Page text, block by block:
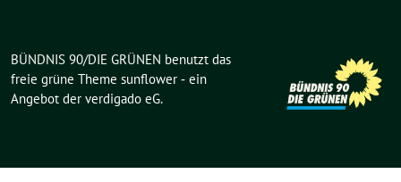
BÜNDNIS 90/DIE GRÜNEN benutzt das
freie grüne Theme sunflower ‐ ein
Angebot der verdigado eG.